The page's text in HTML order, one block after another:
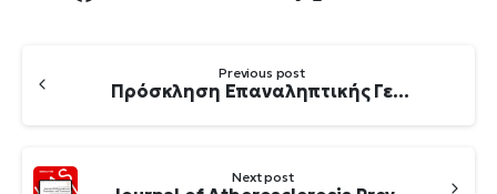
Reading
Previous post
Πρόσκληση Επαναληπτικής Γενικής Συνέλευσης
Next post